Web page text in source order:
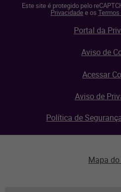
Este site é protegido pelo
Privacidadee os Termos
Portal da
Aviso de
Acessar
Aviso de
Política de
Mapa